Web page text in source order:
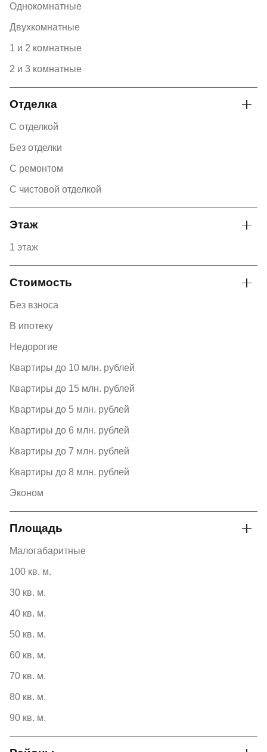
Однокомнатные
Двухкомнатные
1 и 2 комнатные
2 и 3 комнатные
Отделка
С отделкой
Без отделки
С ремонтом
С чистовой отделкой
Этаж
1 этаж
Стоимость
Без взноса
В ипотеку
Недорогие
Квартиры до 10 млн. рублей
Квартиры до 15 млн. рублей
Квартиры до 5 млн. рублей
Квартиры до 6 млн. рублей
Квартиры до 7 млн. рублей
Квартиры до 8 млн. рублей
Эконом
Площадь
Малогабаритные
100 кв. м.
30 кв. м.
40 кв. м.
50 кв. м.
60 кв. м.
70 кв. м.
80 кв. м.
90 кв. м.